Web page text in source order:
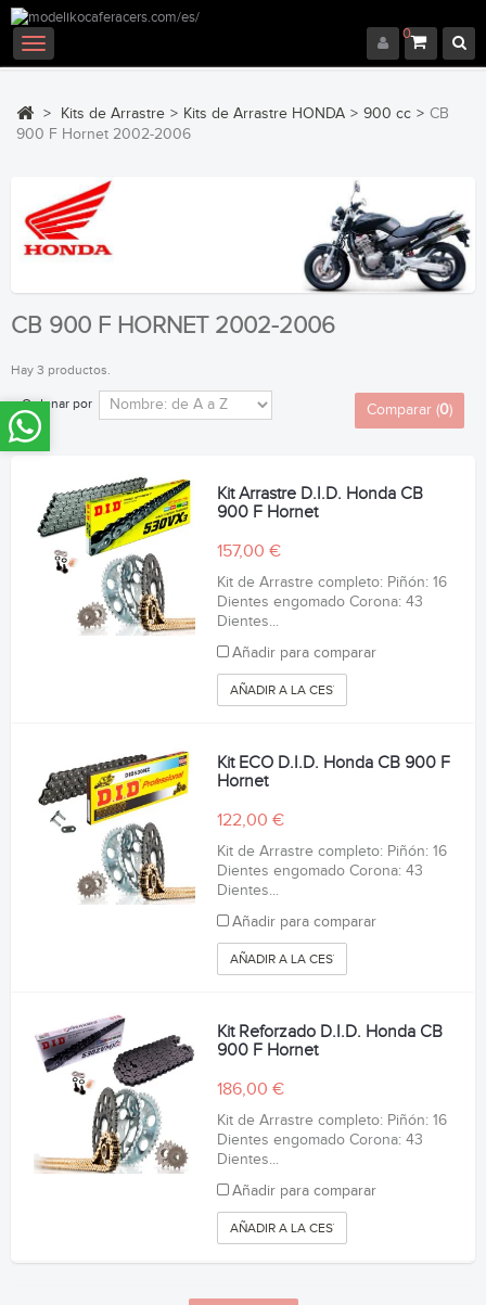
0
Navegación
Toggle
> Kits de Arrastre > Kits de Arrastre HONDA > 900 cc > CB
900 F Hornet 2002-2006
CB 900 F HORNET 2002-2006
Hay 3 productos.
Ordenar por Comparar (0)
Kit Arrastre D.I.D. Honda CB
900 F Hornet
157,00 €
Kit de Arrastre completo: Piñón: 16
Dientes engomado Corona: 43
Dientes...
Añadir para comparar
AÑADIR A LA CESTA
Kit ECO D.I.D. Honda CB 900 F
Hornet
122,00 €
Kit de Arrastre completo: Piñón: 16
Dientes engomado Corona: 43
Dientes...
Añadir para comparar
AÑADIR A LA CESTA
Kit Reforzado D.I.D. Honda CB
900 F Hornet
186,00 €
Kit de Arrastre completo: Piñón: 16
Dientes engomado Corona: 43
Dientes...
Añadir para comparar
AÑADIR A LA CESTA